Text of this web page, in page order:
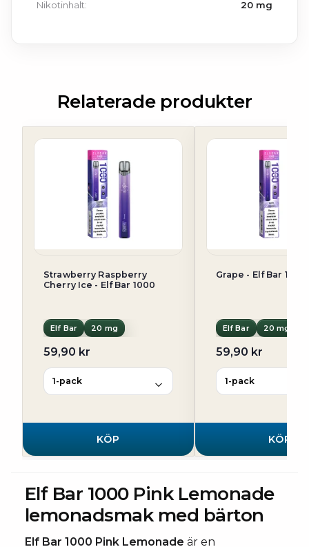
Nikotinhalt: 20 mg
Relaterade produkter
Strawberry Raspberry
Cherry Ice - Elf Bar 1000
Elf Bar 20 mg
59,90 kr
KÖP
Grape - Elf Bar 1000
Elf Bar 20 mg
59,90 kr
KÖP
Elf Bar 1000 Pink Lemonade
lemonadsmak med bärton
Elf Bar 1000 Pink Lemonade är en